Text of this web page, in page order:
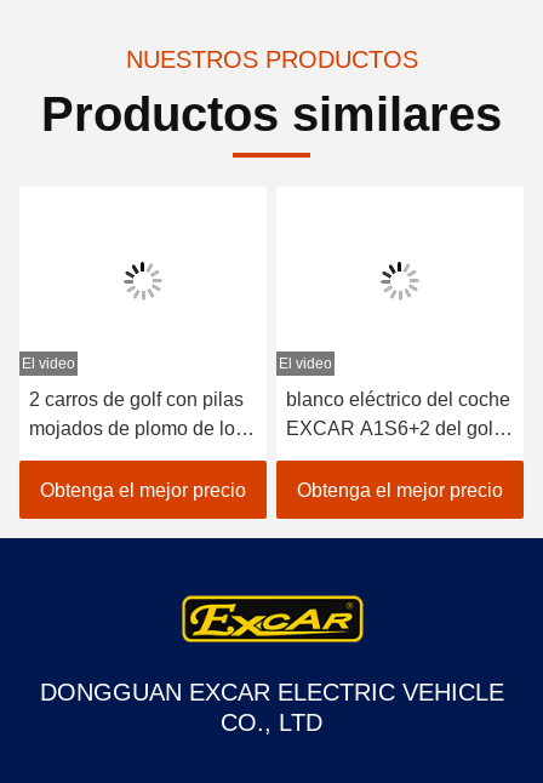
NUESTROS PRODUCTOS
Productos similares
El video
2 carros de golf con pilas
mojados de plomo de los
asientos/golf con errores
eléctrico del coche
Obtenga el mejor precio
El video
blanco eléctrico del coche
EXCAR A1S6+2 del golf
del vehículo con pilas del
litio 48V
Obtenga el mejor precio
DONGGUAN EXCAR ELECTRIC VEHICLE
CO., LTD